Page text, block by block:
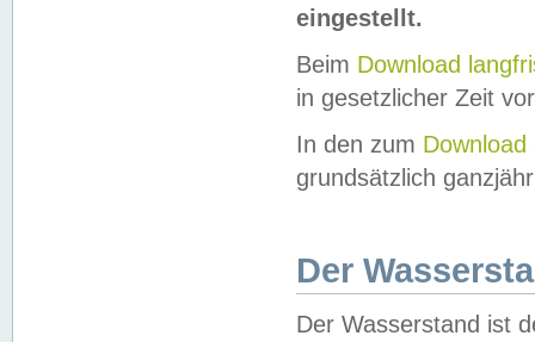
eingestellt.
Beim Download
in gesetzlicher Zeit
In den zum Download
grundsätzlich
Der
Der Wasserstand ist